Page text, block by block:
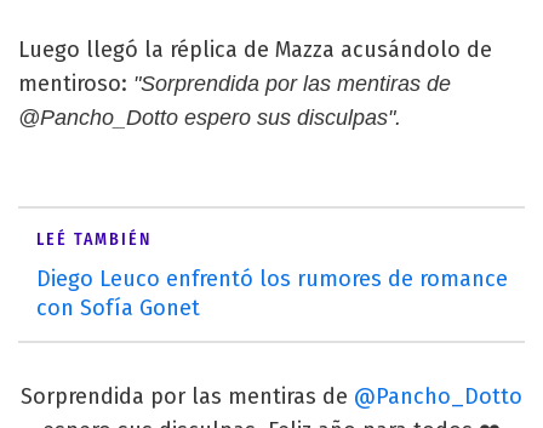
Luego llegó la réplica de Mazza acusándolo de
mentiroso: "Sorprendida por las mentiras de
@Pancho_Dotto espero sus disculpas".
LEÉ TAMBIÉN
Diego Leuco enfrentó los rumores de romance
con Sofía Gonet
Sorprendida por las mentiras de @Pancho_Dotto